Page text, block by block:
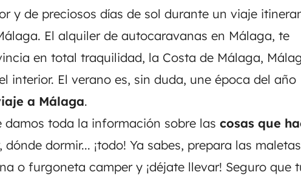
y de preciosos días de sol durante un viaje
El alquiler de autocaravanas en Málaga, te
en total traquilidad, la Costa de Málaga,
interior. El verano es, sin duda, une época del año
a Málaga.
damos toda la información sobre las cosas que
dónde dormir... ¡todo! Ya sabes, prepara las
o furgoneta camper y ¡déjate llevar! Seguro que